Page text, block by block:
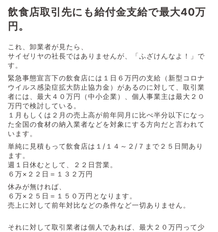
飲食店取引先にも給付金支給で最大40万
円。
これ、卸業者が見たら、
サイゼリヤの社長ではありませんが、「ふざけんなよ！」で
す。
緊急事態宣言下の飲食店には１日６万円の支給（新型コロナ
ウイルス感染症拡大防止協力金）があるのに対して、取引業
者には、最大４０万円（中小企業）、個人事業主は最大２０
万円で検討している。
１月もしくは２月の売上高が前年同月に比べ半分以下になっ
た全国の食材の納入業者などを対象にする方向だと言われて
います。
単純に見積もって飲食店は１/１４～２/７まで２５日間あり
ます。
週１日休むとして、２２日営業。
６万×２２日＝１３２万円
休みが無ければ、
６万×２５日＝１５０万円となります。
売上に対して前年対比などの条件など一切ありません。
それに対して取引業者は個人であれば、最大２０万円って少